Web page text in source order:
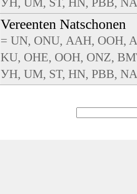
Vereenten Natschonen
= UN, ONU, ААН, OOH,
KU, ΟΗΕ, ООН, ONZ,
УН, UM, ST, HN, PBB,